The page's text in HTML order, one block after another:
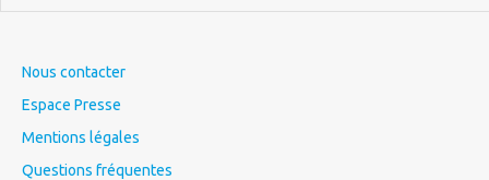
Nous contacter
Espace Presse
Mentions légales
Questions fréquentes